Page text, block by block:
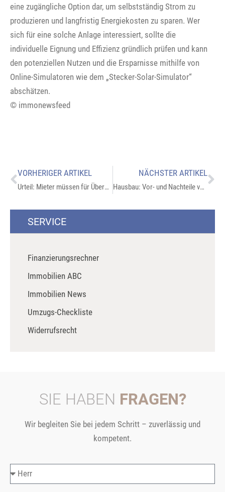
eine zugängliche Option dar, um selbstständig Strom zu
produzieren und langfristig Energiekosten zu sparen. Wer
sich für eine solche Anlage interessiert, sollte die
individuelle Eignung und Effizienz gründlich prüfen und kann
den potenziellen Nutzen und die Ersparnisse mithilfe von
Online-Simulatoren wie dem „Stecker-Solar-Simulator“
abschätzen.
© immonewsfeed
VORHERIGER ARTIKEL
Urteil: Mieter müssen für Überwachung der Mülltrennung zahlen
NÄCHSTER ARTIKEL
Hausbau: Vor- und Nachteile von Eigenleistungen
SERVICE
Finanzierungsrechner
Immobilien ABC
Immobilien News
Umzugs-Checkliste
Widerrufsrecht
SIE HABEN FRAGEN?
Wir begleiten Sie bei jedem Schritt – zuverlässig und
kompetent.